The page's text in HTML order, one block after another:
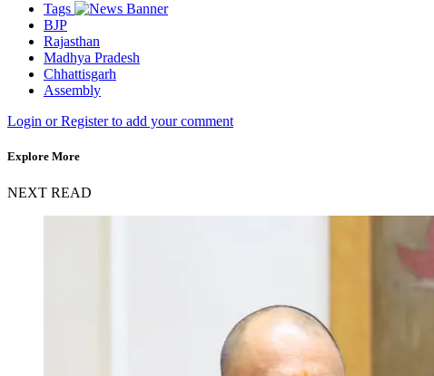
Tags
BJP
Rajasthan
Madhya Pradesh
Chhattisgarh
Assembly
Login or Register to add your comment
Explore More
NEXT READ